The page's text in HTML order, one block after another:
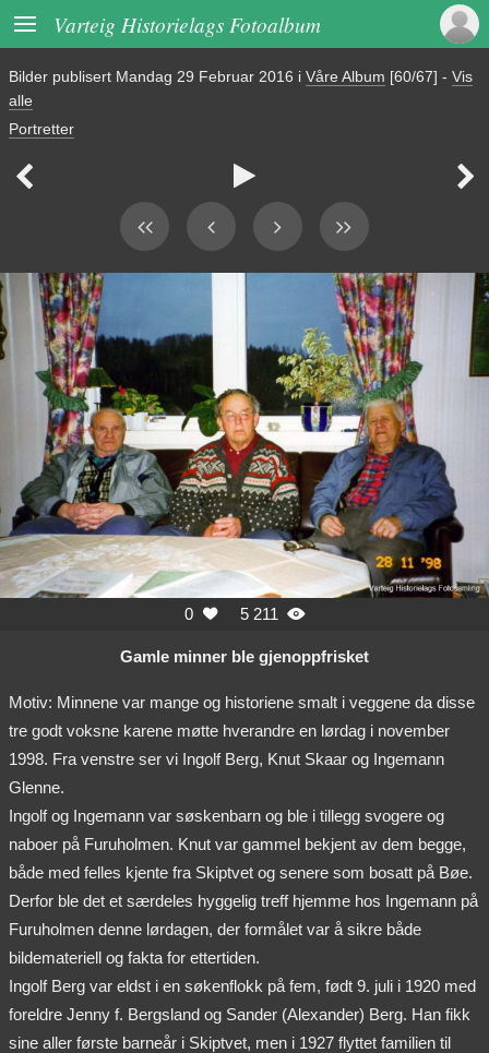
 Varteig Historielags Fotoalbum
Bilder publisert Mandag 29 Februar 2016 i Våre Album [60/67] - Vis
alle
Portretter
  
0  5 211 
Gamle minner ble gjenoppfrisket
Motiv: Minnene var mange og historiene smalt i veggene da disse
tre godt voksne karene møtte hverandre en lørdag i november
1998. Fra venstre ser vi Ingolf Berg, Knut Skaar og Ingemann
Glenne.
Ingolf og Ingemann var søskenbarn og ble i tillegg svogere og
naboer på Furuholmen. Knut var gammel bekjent av dem begge,
både med felles kjente fra Skiptvet og senere som bosatt på Bøe.
Derfor ble det et særdeles hyggelig treff hjemme hos Ingemann på
Furuholmen denne lørdagen, der formålet var å sikre både
bildemateriell og fakta for ettertiden.
Ingolf Berg var eldst i en søkenflokk på fem, født 9. juli i 1920 med
foreldre Jenny f. Bergsland og Sander (Alexander) Berg. Han fikk
sine aller første barneår i Skiptvet, men i 1927 flyttet familien til